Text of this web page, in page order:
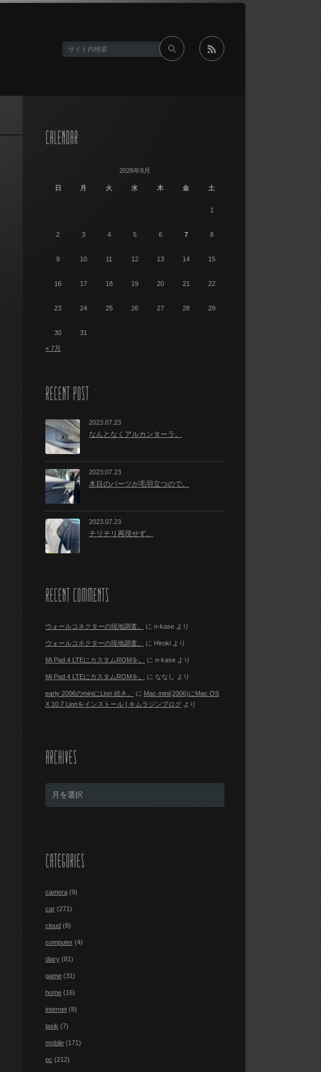
CALENDAR
2026年8月
日 月 火 水 木 金 土
1
2 3 4 5 6 7 8
9 10 11 12 13 14 15
16 17 18 19 20 21 22
23 24 25 26 27 28 29
30 31
« 7月
RECENT POST
2023.07.23
なんとなくアルカンターラ。
2023.07.23
木目のパーツが毛羽立つので。
2023.07.23
チリチリ再現せず。
RECENT COMMENTS
ウォールコネクターの現地調査。 に n-kase より
ウォールコネクターの現地調査。 に Hiroki より
Mi Pad 4 LTEにカスタムROMを。 に n-kase より
Mi Pad 4 LTEにカスタムROMを。 に ななし より
early 2006のminiにLion 続き。 に Mac mini(2006)にMac OS
X 10.7 Lionをインストール | キムラジンブログ より
ARCHIVES
CATEGORIES
camera (9)
car (271)
cloud (8)
computer (4)
diary (81)
game (31)
home (16)
internet (8)
lasik (7)
mobile (171)
pc (212)